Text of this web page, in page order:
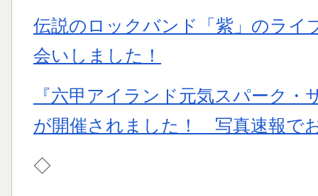
伝説のロックバンド「紫」のライ
会いしました！
『六甲アイランド元気スパーク
が開催されました！ 写真速報で
◇